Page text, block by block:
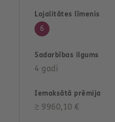
6
4 gadi
≥ 9960,10 €